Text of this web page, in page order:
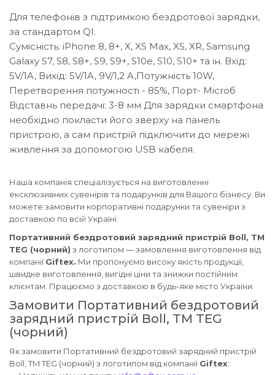
Для телефонів з підтримкою бездротової зарядки,
за стандартом QI.
Сумісність: iPhone 8, 8+, X, XS Max, XS, XR, Samsung
Galaxy S7, S8, S8+, S9, S9+, S10e, S10, S10+ та ін. Вхід:
5V/1A, Вихід: 5V/1A, 9V/1,2 A,Потужність 10W,
Перетворення потужності - 85%, Порт- Microб
Відставнь передачі: 3-8 мм Для зарядки смартфона
необхідно покласти його зверху на панель
пристрою, а сам пристрій підключити до мережі
живлення за допомогою USB кабеля.
Наша компанія спеціалізується на виготовленні
ексклюзивних сувенірів та подарунків для Вашого бізнесу. Ви
можете замовити корпоративні подарунки та сувеніри з
доставкою по всій Україні.
Портативний бездротовий зарядний пристрій Boll, TM
TEG (чорний) з логотипом — замовлення виготовлення від
компанії Giftex. Ми пропонуємо високу якість продукції,
швидке виготовлення, вигідні ціни та знижки постійним
клієнтам. Працюємо з доставкою в будь-яке місто України.
Замовити Портативний бездротовий
зарядний пристрій Boll, TM TEG
(чорний)
Як замовити Портативний бездротовий зарядний пристрій
Boll, TM TEG (чорний) з логотипом від компанії Giftex: